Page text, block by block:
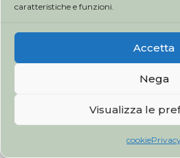
caratteristiche e funzioni.
Accetta
Nega
Visualizza le
cookie
Copyright by Fisioterapia
CONTATTACI